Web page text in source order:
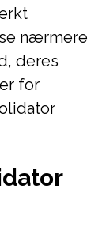
nærmere
deres
for